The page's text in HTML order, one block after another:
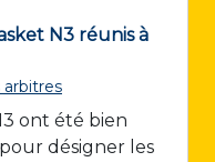
N3 réunis à
arbitres
ont été bien
désigner les